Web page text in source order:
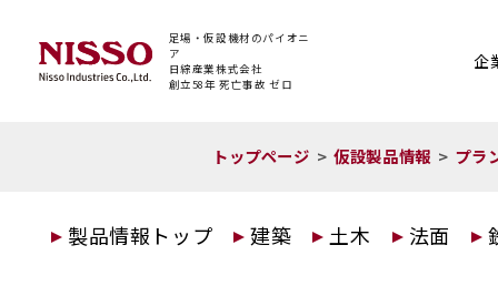
足場・仮設機材のパイオニ
ア
日綜産業株式会社
創立58年 死亡事故 ゼロ
企
トップページ 仮設製品情報 プラ
製品情報トップ 建築 土木 法面